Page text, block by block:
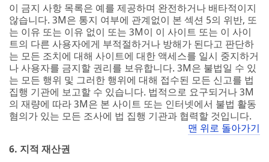
이 금지 사항 목록은 예를 제공하며 완전하거나 배타적이지
않습니다. 3M은 통지 여부에 관계없이 본 섹션 5의 위반, 또
는 이유 또는 이유 없이 또는 3M이 이 사이트 또는 이 사이
트의 다른 사용자에게 부적절하거나 방해가 된다고 판단하
는 모든 조치에 대해 사이트에 대한 액세스를 일시 중지하거
나 사용자를 금지할 권리를 보유합니다. 3M은 불법일 수 있
는 모든 행위 및 그러한 행위에 대해 접수된 모든 신고를 법
집행 기관에 보고할 수 있습니다. 법적으로 요구되거나 3M
의 재량에 따라 3M은 본 사이트 또는 인터넷에서 불법 활동
혐의가 있는 모든 조사에 법 집행 기관과 협력할 것입니다.
맨 위로 돌아가기
6. 지적 재산권